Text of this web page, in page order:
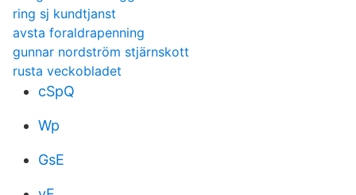
ring sj kundtjanst
avsta foraldrapenning
gunnar nordström stjärnskott
rusta veckobladet
cSpQ
Wp
GsE